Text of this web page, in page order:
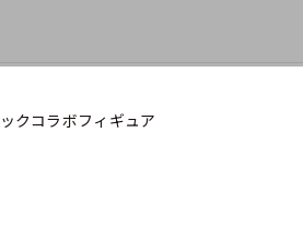
クコラボフィギュア